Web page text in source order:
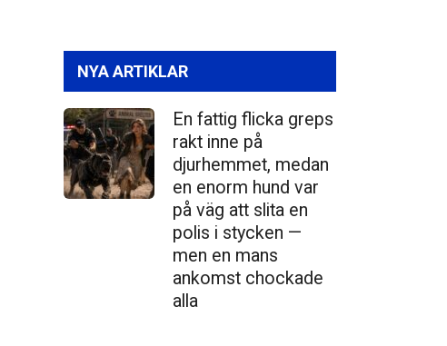
NYA ARTIKLAR
En fattig flicka greps
rakt inne på
djurhemmet, medan
en enorm hund var
på väg att slita en
polis i stycken —
men en mans
ankomst chockade
alla